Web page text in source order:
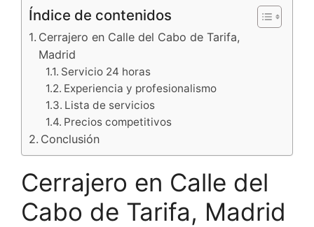
Índice de contenidos
Cerrajero en Calle del Cabo de Tarifa,
Madrid
Servicio 24 horas
Experiencia y profesionalismo
Lista de servicios
Precios competitivos
Conclusión
Cerrajero en Calle del
Cabo de Tarifa, Madrid